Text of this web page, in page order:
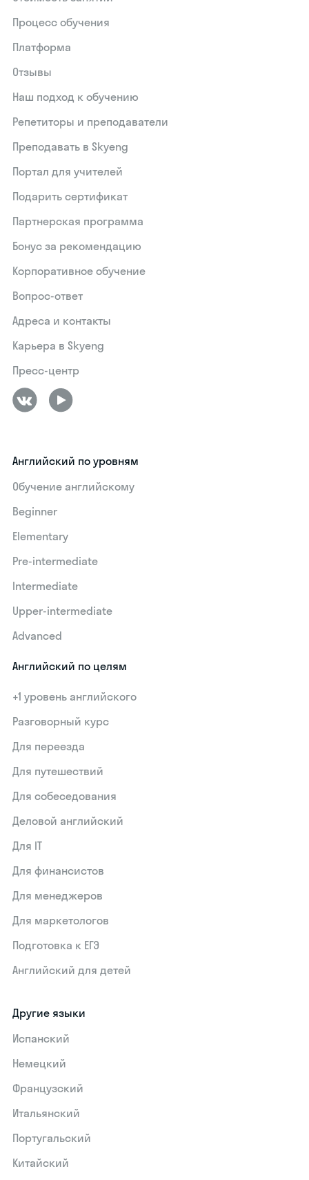
Процесс обучения
Платформа
Отзывы
Наш подход к обучению
Репетиторы и преподаватели
Преподавать в Skyeng
Портал для учителей
Подарить сертификат
Партнерская программа
Бонус за рекомендацию
Корпоративное обучение
Вопрос-ответ
Адреса и контакты
Карьера в Skyeng
Пресс-центр
Английский по уровням
Обучение английскому
Beginner
Elementary
Pre-intermediate
Intermediate
Upper-intermediate
Advanced
Английский по целям
+1 уровень английского
Разговорный курс
Для переезда
Для путешествий
Для собеседования
Деловой английский
Для IT
Для финансистов
Для менеджеров
Для маркетологов
Подготовка к ЕГЭ
Английский для детей
Другие языки
Испанский
Немецкий
Французский
Итальянский
Португальский
Китайский